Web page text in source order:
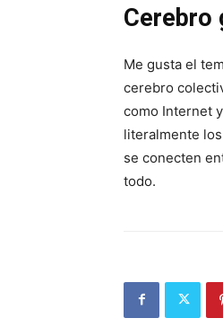
Cerebro
Me gusta el
cerebro
como Internet
literalmente
se conecten
todo.